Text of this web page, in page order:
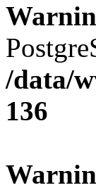
/data/
136